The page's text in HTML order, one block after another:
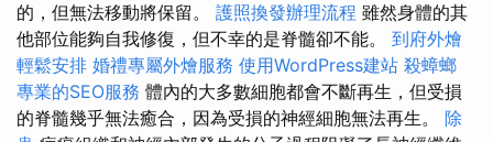
的，但無法移動將保留。 護照換發辦理流程 雖然身體的其
他部位能夠自我修復，但不幸的是脊髓卻不能。 到府外燴
輕鬆安排 婚禮專屬外燴服務 使用WordPress建站 殺蟑螂
專業的SEO服務 體內的大多數細胞都會不斷再生，但受損
的脊髓幾乎無法癒合，因為受損的神經細胞無法再生。 除